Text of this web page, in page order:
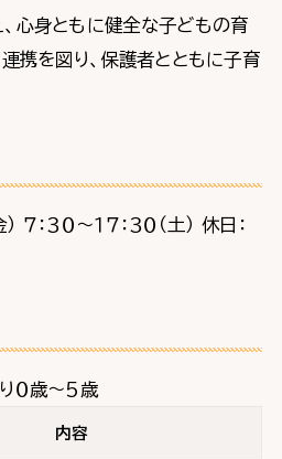
心身ともに健全な子どもの育
携を図り、保護者とともに子育
７：３０～１７：３０（土） 休日：
０歳～５歳
内容